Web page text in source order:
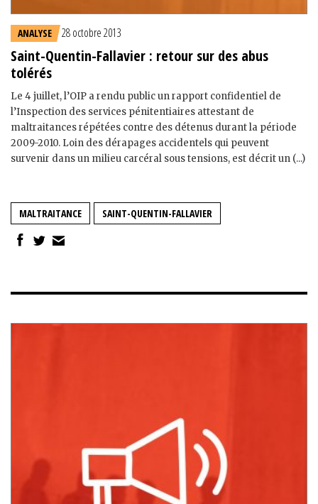
ANALYSE 28 octobre 2013
Saint-Quentin-Fallavier : retour sur des abus
tolérés
Le 4 juillet, l’OIP a rendu public un rapport confidentiel de
l’Inspection des services pénitentiaires attestant de
maltraitances répétées contre des détenus durant la période
2009-2010. Loin des dérapages accidentels qui peuvent
survenir dans un milieu carcéral sous tensions, est décrit un (...)
MALTRAITANCE SAINT-QUENTIN-FALLAVIER